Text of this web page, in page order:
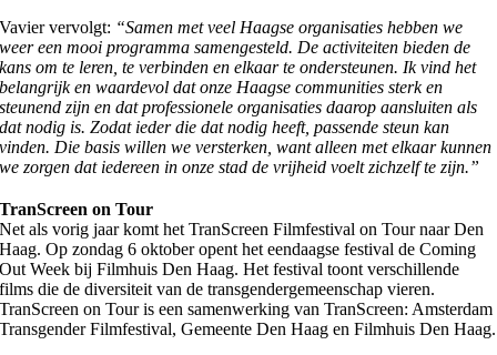
Vavier vervolgt: “Samen met veel Haagse organisaties hebben we
weer een mooi programma samengesteld. De activiteiten bieden de
kans om te leren, te verbinden en elkaar te ondersteunen. Ik vind het
belangrijk en waardevol dat onze Haagse communities sterk en
steunend zijn en dat professionele organisaties daarop aansluiten als
dat nodig is. Zodat ieder die dat nodig heeft, passende steun kan
vinden. Die basis willen we versterken, want alleen met elkaar kunnen
we zorgen dat iedereen in onze stad de vrijheid voelt zichzelf te zijn.”
TranScreen on Tour
Net als vorig jaar komt het TranScreen Filmfestival on Tour naar Den
Haag. Op zondag 6 oktober opent het eendaagse festival de Coming
Out Week bij Filmhuis Den Haag. Het festival toont verschillende
films die de diversiteit van de transgendergemeenschap vieren.
TranScreen on Tour is een samenwerking van TranScreen: Amsterdam
Transgender Filmfestival, Gemeente Den Haag en Filmhuis Den Haag.